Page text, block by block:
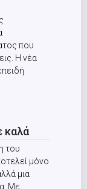
που
Η νέα
καλά
του
μόνο
μια
Με